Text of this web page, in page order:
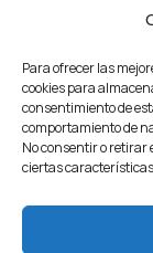
Para ofrecer las
cookies para
consentimiento de
comportamiento de
No consentir o
ciertas
en